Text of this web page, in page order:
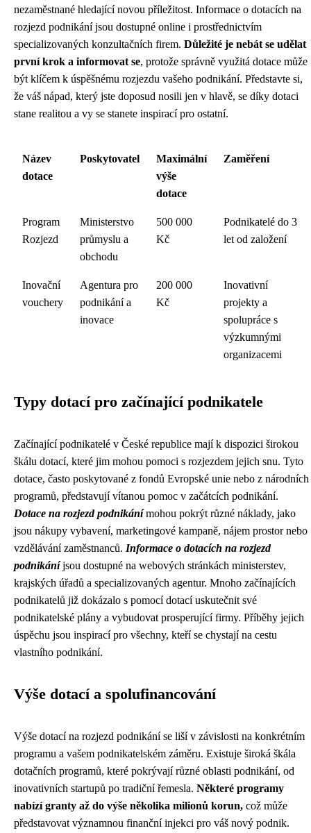
nezaměstnané hledající novou příležitost. Informace o dotacích na
rozjezd podnikání jsou dostupné online i prostřednictvím
specializovaných konzultačních firem. Důležité je nebát se udělat
první krok a informovat se, protože správně využitá dotace může
být klíčem k úspěšnému rozjezdu vašeho podnikání. Představte si,
že váš nápad, který jste doposud nosili jen v hlavě, se díky dotaci
stane realitou a vy se stanete inspirací pro ostatní.
Název
dotace
Poskytovatel
Maximální
výše
dotace
Zaměření
Program
Rozjezd
Ministerstvo
průmyslu a
obchodu
500 000
Kč
Podnikatelé do 3
let od založení
Inovační
vouchery
Agentura pro
podnikání a
inovace
200 000
Kč
Inovativní
projekty a
spolupráce s
výzkumnými
organizacemi
Typy dotací pro začínající podnikatele
Začínající podnikatelé v České republice mají k dispozici širokou
škálu dotací, které jim mohou pomoci s rozjezdem jejich snu. Tyto
dotace, často poskytované z fondů Evropské unie nebo z národních
programů, představují vítanou pomoc v začátcích podnikání.
Dotace na rozjezd podnikánímohou pokrýt různé náklady, jako
jsou nákupy vybavení, marketingové kampaně, nájem prostor nebo
vzdělávání zaměstnanců. Informace o dotacích na rozjezd
podnikáníjsou dostupné na webových stránkách ministerstev,
krajských úřadů a specializovaných agentur. Mnoho začínajících
podnikatelů již dokázalo s pomocí dotací uskutečnit své
podnikatelské plány a vybudovat prosperující firmy. Příběhy jejich
úspěchu jsou inspirací pro všechny, kteří se chystají na cestu
vlastního podnikání.
Výše dotací a spolufinancování
Výše dotací na rozjezd podnikání se liší v závislosti na konkrétním
programu a vašem podnikatelském záměru. Existuje široká škála
dotačních programů, které pokrývají různé oblasti podnikání, od
inovativních startupů po tradiční řemesla. Některé programy
nabízí granty až do výše několika milionů korun, což může
představovat významnou finanční injekci pro váš nový podnik.